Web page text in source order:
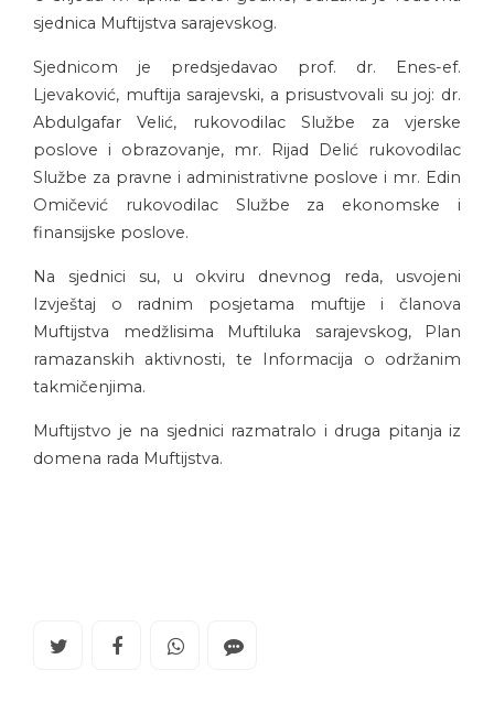
sjednica Muftijstva sarajevskog.
Sjednicom je predsjedavao prof. dr. Enes-ef.
Ljevaković, muftija sarajevski, a prisustvovali su joj: dr.
Abdulgafar Velić, rukovodilac Službe za vjerske
poslove i obrazovanje, mr. Rijad Delić rukovodilac
Službe za pravne i administrativne poslove i mr. Edin
Omičević rukovodilac Službe za ekonomske i
finansijske poslove.
Na sjednici su, u okviru dnevnog reda, usvojeni
Izvještaj o radnim posjetama muftije i članova
Muftijstva medžlisima Muftiluka sarajevskog, Plan
ramazanskih aktivnosti, te Informacija o održanim
takmičenjima.
Muftijstvo je na sjednici razmatralo i druga pitanja iz
domena rada Muftijstva.